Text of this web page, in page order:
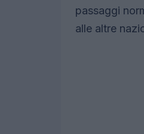
passaggi
alle altre